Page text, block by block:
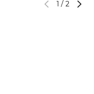
1 / 2